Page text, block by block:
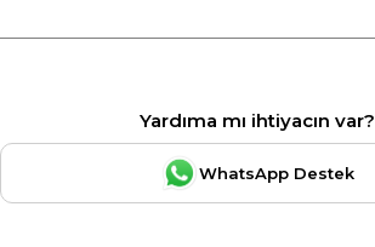
Yardıma mı ihtiyacın var?
WhatsApp Destek